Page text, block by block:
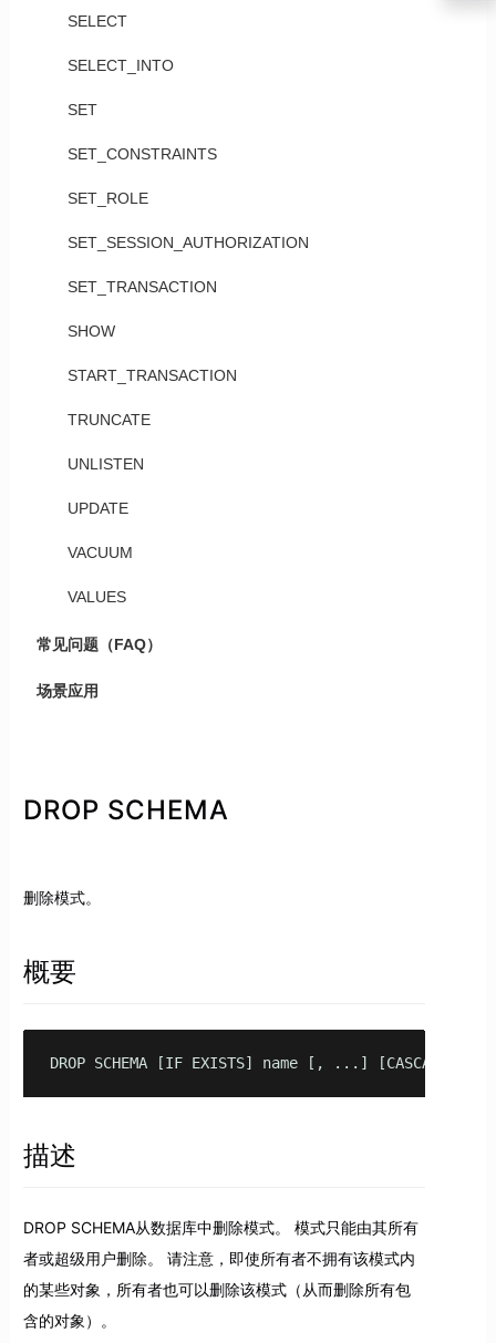
SELECT
SELECT_INTO
SET
SET_CONSTRAINTS
SET_ROLE
SET_SESSION_AUTHORIZATION
SET_TRANSACTION
SHOW
START_TRANSACTION
TRUNCATE
UNLISTEN
UPDATE
VACUUM
VALUES
常见问题（FAQ）
场景应用
DROP SCHEMA
删除模式。
概要
DROP SCHEMA [IF EXISTS] name [, ...] [CASCADE |
描述
DROP SCHEMA从数据库中删除模式。 模式只能由其所有
者或超级用户删除。 请注意，即使所有者不拥有该模式内
的某些对象，所有者也可以删除该模式（从而删除所有包
含的对象）。